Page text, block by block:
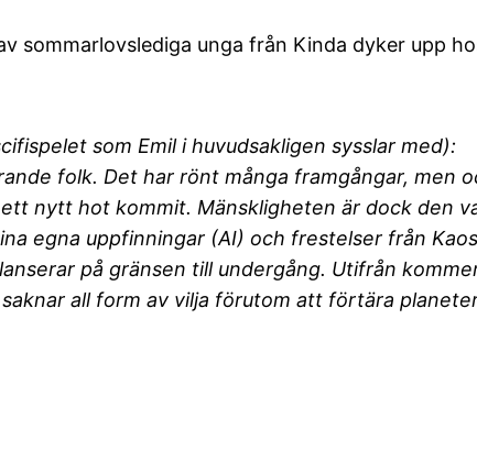
sommarlovslediga unga från Kinda dyker upp
som Emil i huvudsakligen sysslar med):
folk. Det har rönt många framgångar, men
nytt hot kommit. Mänskligheten är dock den
egna uppfinningar (AI) och frestelser från
på gränsen till undergång. Utifrån
all form av vilja förutom att förtära